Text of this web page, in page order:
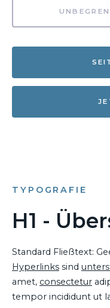
TYPOGRAFIE
H1 -
Standard Fließtext:
Hyperlinks sind
amet, consectetur
tempor incididunt ut